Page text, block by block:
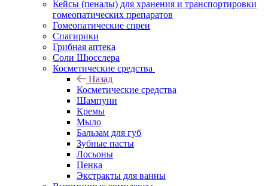
Кейсы (пеналы) для хранения и транспортировки
гомеопатических препаратов
Гомеопатические спреи
Спагирики
Грибная аптека
Соли Шюсслера
Косметические средства
Назад
Косметические средства
Шампуни
Кремы
Мыло
Бальзам для губ
Зубные пасты
Лосьоны
Пенка
Экстракты для ванны